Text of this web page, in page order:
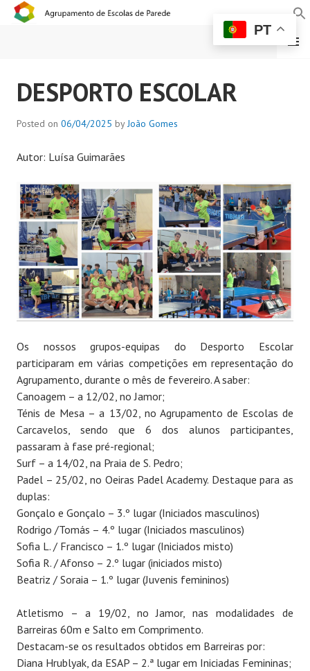
AGRUPAMENTO DE
ESCOLAS DE PAREDE
MENU
DESPORTO ESCOLAR
Posted on 06/04/2025 byJoão Gomes
Autor: Luísa Guimarães
Os nossos grupos-equipas do Desporto Escolar
participaram em várias competições em representação do
Agrupamento, durante o mês de fevereiro. A saber:
Canoagem – a 12/02, no Jamor;
Ténis de Mesa – a 13/02, no Agrupamento de Escolas de
Carcavelos, sendo que 6 dos alunos participantes,
passaram à fase pré-regional;
Surf – a 14/02, na Praia de S. Pedro;
Padel – 25/02, no Oeiras Padel Academy. Destaque para as
duplas:
Gonçalo e Gonçalo – 3.º lugar (Iniciados masculinos)
Rodrigo /Tomás – 4.º lugar (Iniciados masculinos)
Sofia L. / Francisco – 1.º lugar (Iniciados misto)
Sofia R. / Afonso – 2.º lugar (iniciados misto)
Beatriz / Soraia – 1.º lugar (Juvenis femininos)
Atletismo – a 19/02, no Jamor, nas modalidades de
Barreiras 60m e Salto em Comprimento.
Destacam-se os resultados obtidos em Barreiras por:
Diana Hrublyak, da ESAP – 2.ª lugar em Iniciadas Femininas;
PT